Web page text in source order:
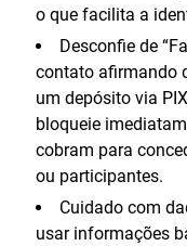
o que facilita a
Desconfie de
contato afirmando
um depósito via
bloqueie
cobram para
ou participantes.
Cuidado com
usar informações